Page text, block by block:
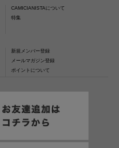
CAMICIANISTAについて
特集
新規メンバー登録
メールマガジン登録
ポイントについて